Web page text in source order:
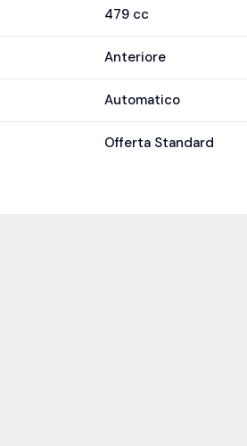
479 cc
Anteriore
Automatico
Offerta Standard